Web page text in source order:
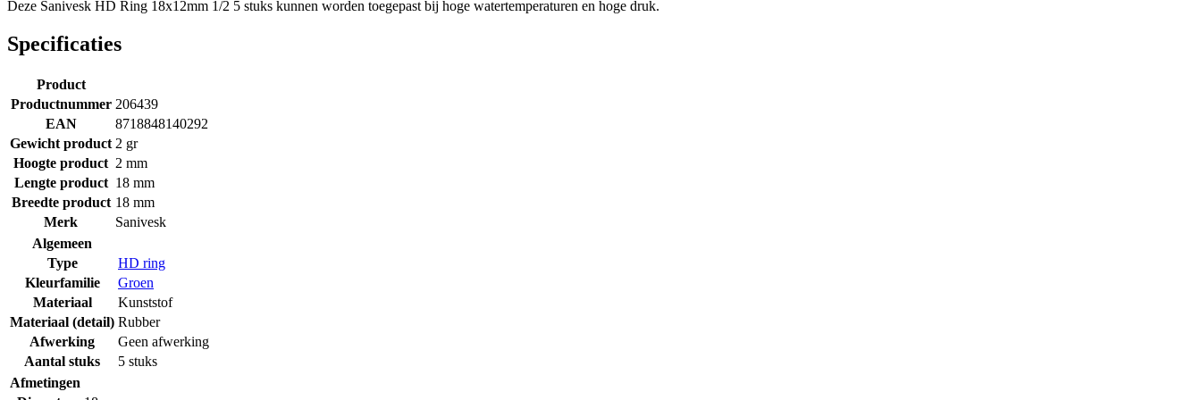
Deze Sanivesk HD Ring 18x12mm 1/2 5 stuks kunnen worden toegepast bij hoge watertemperaturen en hoge druk.
Specificaties
Product
Productnummer 206439
EAN
8718848140292
Gewicht product 2 gr
Hoogte product 2 mm
Lengte product 18 mm
Breedte product 18 mm
Merk
Sanivesk
Algemeen
Type
HD ring
Kleurfamilie
Groen
Materiaal
Kunststof
Materiaal (detail) Rubber
Afwerking
Geen afwerking
Aantal stuks
5 stuks
Afmetingen